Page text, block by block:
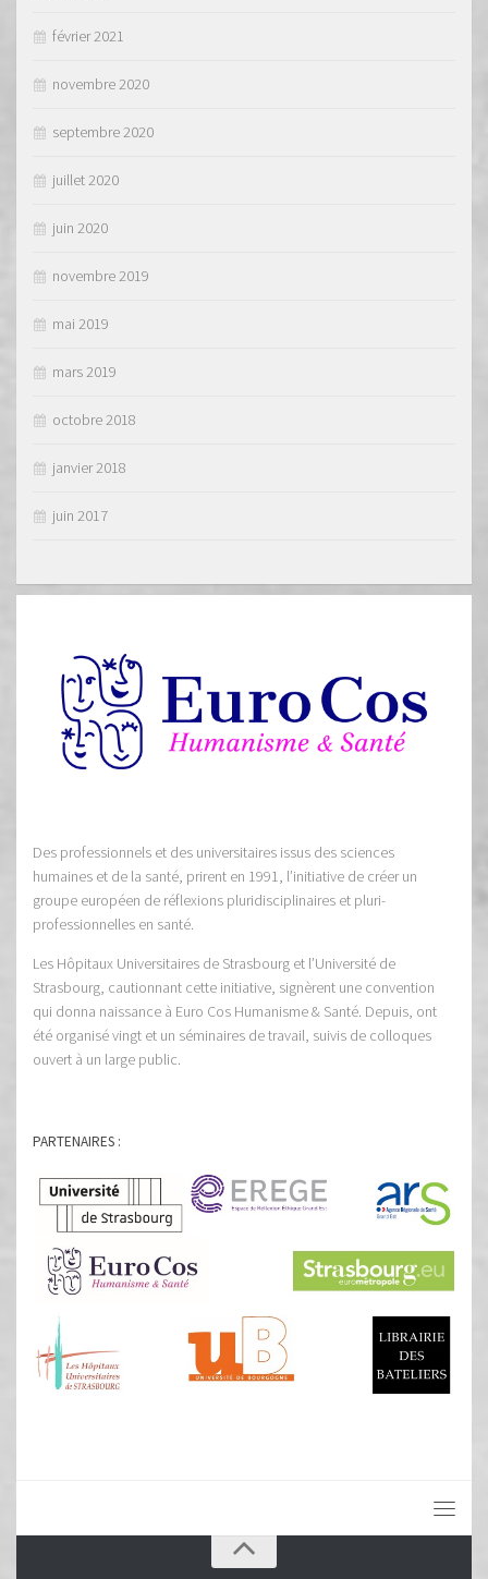
février 2021
novembre 2020
septembre 2020
juillet 2020
juin 2020
novembre 2019
mai 2019
mars 2019
octobre 2018
janvier 2018
juin 2017
Des professionnels et des universitaires issus des sciences
humaines et de la santé, prirent en 1991, l’initiative de créer un
groupe européen de réflexions pluridisciplinaires et pluri-
professionnelles en santé.
Les Hôpitaux Universitaires de Strasbourg et l’Université de
Strasbourg, cautionnant cette initiative, signèrent une convention
qui donna naissance à Euro Cos Humanisme & Santé. Depuis, ont
été organisé vingt et un séminaires de travail, suivis de colloques
ouvert à un large public.
PARTENAIRES :